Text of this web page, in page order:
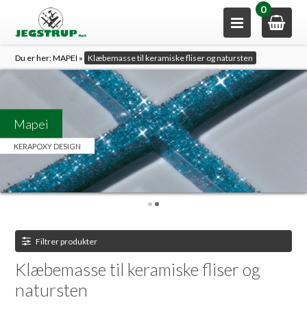
0
Du er her:MAPEI » Klæbemasse til keramiske fliser og natursten
Mapei
KERAPOXY DESIGN
Filtrer produkter
Klæbemasse til keramiske fliser og
natursten